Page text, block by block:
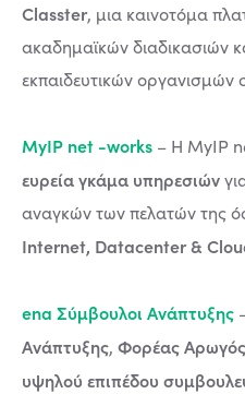
Classter, μια καινοτόμα
ακαδημαϊκών διαδικασιών
εκπαιδευτικών οργανισμών
MyIP net -works – Η MyIP
ευρεία γκάμα υπηρεσιών
αναγκών των πελατών της
Internet, Datacenter &
ena Σύμβουλοι Ανάπτυξης
Ανάπτυξης, Φορέας Αρωγός
υψηλού επιπέδου